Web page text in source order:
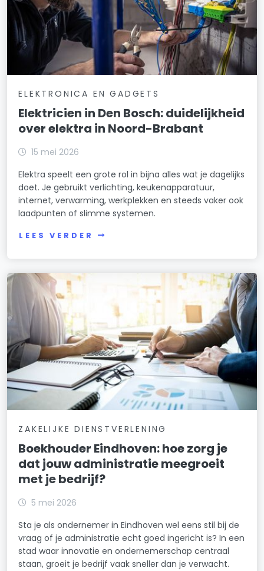
ELEKTRONICA EN GADGETS
Elektricien in Den Bosch: duidelijkheid
over elektra in Noord-Brabant
15 mei 2026
Elektra speelt een grote rol in bijna alles wat je dagelijks
doet. Je gebruikt verlichting, keukenapparatuur,
internet, verwarming, werkplekken en steeds vaker ook
laadpunten of slimme systemen.
LEES VERDER
ZAKELIJKE DIENSTVERLENING
Boekhouder Eindhoven: hoe zorg je
dat jouw administratie meegroeit
met je bedrijf?
5 mei 2026
Sta je als ondernemer in Eindhoven wel eens stil bij de
vraag of je administratie echt goed ingericht is? In een
stad waar innovatie en ondernemerschap centraal
staan, groeit je bedrijf vaak sneller dan je verwacht.